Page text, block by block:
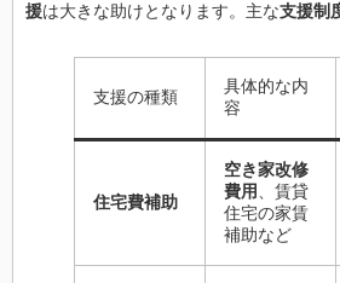
援は大きな助けとなります。主な支援制
支援の種類
具体的な内
容
住宅費補助
空き家改修
費用、賃貸
住宅の家賃
補助など